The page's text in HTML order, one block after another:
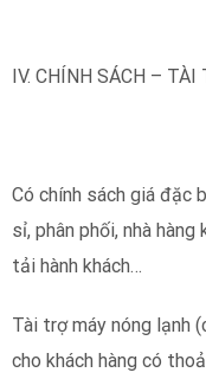
IV. CHÍNH SÁCH –
Có chính sách giá đặc
sỉ, phân phối, nhà
tải hành khách…
Tài trợ máy nóng lạnh
cho khách hàng có